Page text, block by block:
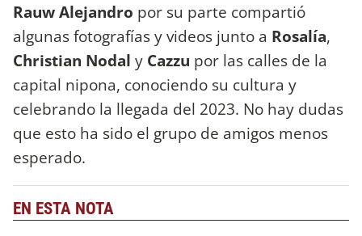
Rauw Alejandro por su parte compartió
algunas fotografías y videos junto a Rosalía,
Christian Nodal y Cazzu por las calles de la
capital nipona, conociendo su cultura y
celebrando la llegada del 2023. No hay dudas
que esto ha sido el grupo de amigos menos
esperado.
EN ESTA NOTA